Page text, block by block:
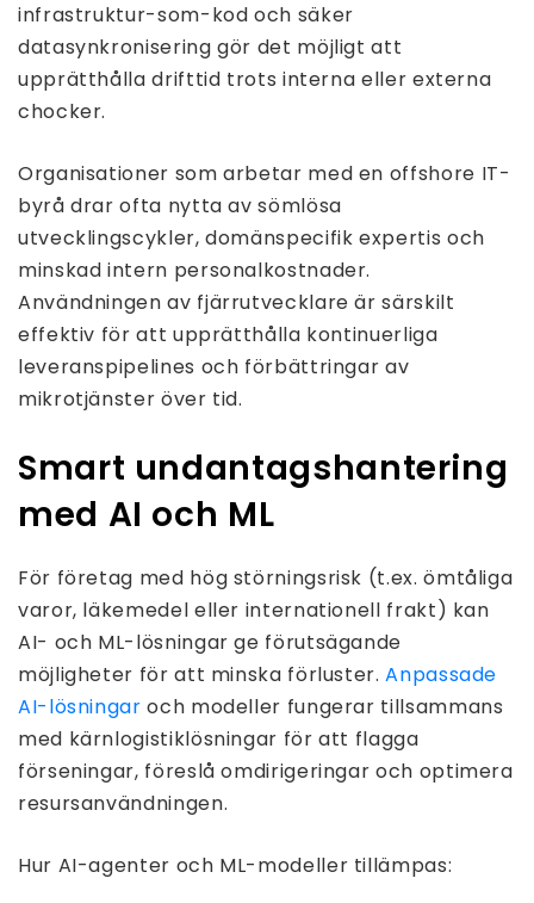
infrastruktur-som-kod och säker
datasynkronisering gör det möjligt att
upprätthålla drifttid trots interna eller externa
chocker.
Organisationer som arbetar med en offshore IT-
byrå drar ofta nytta av sömlösa
utvecklingscykler, domänspecifik expertis och
minskad intern personalkostnader.
Användningen av fjärrutvecklare är särskilt
effektiv för att upprätthålla kontinuerliga
leveranspipelines och förbättringar av
mikrotjänster över tid.
Smart undantagshantering
med AI och ML
För företag med hög störningsrisk (t.ex. ömtåliga
varor, läkemedel eller internationell frakt) kan
AI- och ML-lösningar ge förutsägande
möjligheter för att minska förluster.Anpassade
AI-lösningar och modeller fungerar tillsammans
med kärnlogistiklösningar för att flagga
förseningar, föreslå omdirigeringar och optimera
resursanvändningen.
Hur AI-agenter och ML-modeller tillämpas: